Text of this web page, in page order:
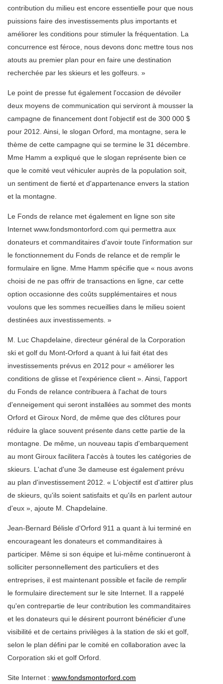
contribution du milieu est encore essentielle pour que nous
puissions faire des investissements plus importants et
améliorer les conditions pour stimuler la fréquentation. La
concurrence est féroce, nous devons donc mettre tous nos
atouts au premier plan pour en faire une destination
recherchée par les skieurs et les golfeurs. »
Le point de presse fut également l'occasion de dévoiler
deux moyens de communication qui serviront à mousser la
campagne de financement dont l'objectif est de 300 000 $
pour 2012. Ainsi, le slogan Orford, ma montagne, sera le
thème de cette campagne qui se termine le 31 décembre.
Mme Hamm a expliqué que le slogan représente bien ce
que le comité veut véhiculer auprès de la population soit,
un sentiment de fierté et d'appartenance envers la station
et la montagne.
Le Fonds de relance met également en ligne son site
Internet www.fondsmontorford.com qui permettra aux
donateurs et commanditaires d'avoir toute l'information sur
le fonctionnement du Fonds de relance et de remplir le
formulaire en ligne. Mme Hamm spécifie que « nous avons
choisi de ne pas offrir de transactions en ligne, car cette
option occasionne des coûts supplémentaires et nous
voulons que les sommes recueillies dans le milieu soient
destinées aux investissements. »
M. Luc Chapdelaine, directeur général de la Corporation
ski et golf du Mont-Orford a quant à lui fait état des
investissements prévus en 2012 pour « améliorer les
conditions de glisse et l'expérience client ». Ainsi, l'apport
du Fonds de relance contribuera à l'achat de tours
d'enneigement qui seront installées au sommet des monts
Orford et Giroux Nord, de même que des clôtures pour
réduire la glace souvent présente dans cette partie de la
montagne. De même, un nouveau tapis d'embarquement
au mont Giroux facilitera l'accès à toutes les catégories de
skieurs. L'achat d'une 3e dameuse est également prévu
au plan d'investissement 2012. « L'objectif est d'attirer plus
de skieurs, qu'ils soient satisfaits et qu'ils en parlent autour
d'eux », ajoute M. Chapdelaine.
Jean-Bernard Bélisle d'Orford 911 a quant à lui terminé en
encourageant les donateurs et commanditaires à
participer. Même si son équipe et lui-même continueront à
solliciter personnellement des particuliers et des
entreprises, il est maintenant possible et facile de remplir
le formulaire directement sur le site Internet. Il a rappelé
qu'en contrepartie de leur contribution les commanditaires
et les donateurs qui le désirent pourront bénéficier d'une
visibilité et de certains privilèges à la station de ski et golf,
selon le plan défini par le comité en collaboration avec la
Corporation ski et golf Orford.
Site Internet : www.fondsmontorford.com